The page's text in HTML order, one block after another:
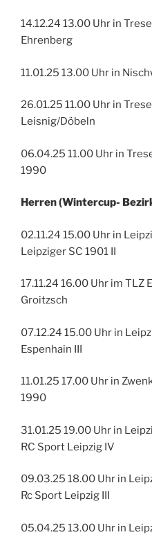
14.12.24 13.00 Uhr in
Ehrenberg
11.01.25 13.00 Uhr in
26.01.25 11.00 Uhr in
Leisnig/Döbeln
06.04.25 11.00 Uhr in
1990
Herren (Wintercup-
02.11.24 15.00 Uhr in
Leipziger SC 1901 II
17.11.24 16.00 Uhr im TLZ
Groitzsch
07.12.24 15.00 Uhr in
Espenhain III
11.01.25 17.00 Uhr in
1990
31.01.25 19.00 Uhr in
RC Sport Leipzig IV
09.03.25 18.00 Uhr in
Rc Sport Leipzig III
05.04.25 13.00 Uhr in